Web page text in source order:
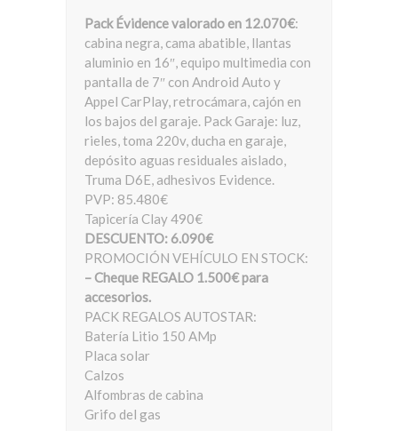
Pack Évidence valorado en 12.070€:
cabina negra, cama abatible, llantas
aluminio en 16″, equipo multimedia con
pantalla de 7″ con Android Auto y
Appel CarPlay, retrocámara, cajón en
los bajos del garaje. Pack Garaje: luz,
rieles, toma 220v, ducha en garaje,
depósito aguas residuales aislado,
Truma D6E, adhesivos Evidence.
PVP: 85.480€
Tapicería Clay 490€
DESCUENTO: 6.090€
PROMOCIÓN VEHÍCULO EN STOCK:
– Cheque REGALO 1.500€ para
accesorios.
PACK REGALOS AUTOSTAR:
Batería Litio 150 AMp
Placa solar
Calzos
Alfombras de cabina
Grifo del gas